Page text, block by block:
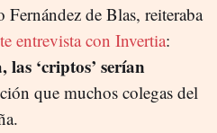
de Blas, reiteraba
entrevista con Invertia:
‘criptos’ serían
que muchos colegas del